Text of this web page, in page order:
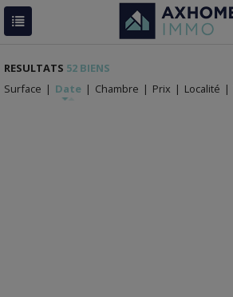
RESULTATS 52 BIENS
Surface | Date | Chambre | Prix | Localité |